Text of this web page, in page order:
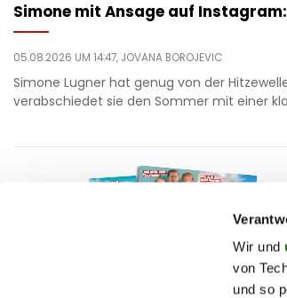
Wir und
von
und so
Simone mit Ansage auf
05.08.2026 UM 14:47, JOVANA BOROJEVIC
Simone Lugner hat genug von der
verabschiedet sie den Sommer mit einer